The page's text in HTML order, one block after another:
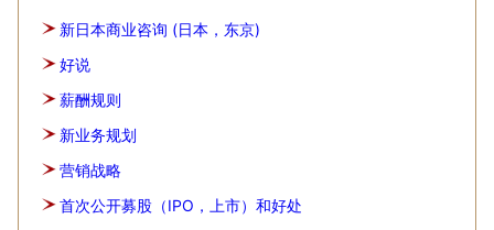
新日本商业咨询 (日本，东京)
好说
薪酬规则
新业务规划
营销战略
首次公开募股（IPO，上市）和好处